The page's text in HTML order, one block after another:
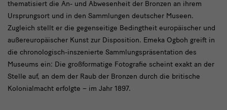
thematisiert die An- und Abwesenheit der Bronzen an ihrem
Ursprungsort und in den Sammlungen deutscher Museen.
Zugleich stellt er die gegenseitige Bedingtheit europäischer und
außereuropäischer Kunst zur Disposition. Emeka Ogboh greift in
die chronologisch-inszenierte Sammlungspräsentation des
Museums ein: Die großformatige Fotografie scheint exakt an der
Stelle auf, an dem der Raub der Bronzen durch die britische
Kolonialmacht erfolgte – im Jahr 1897.